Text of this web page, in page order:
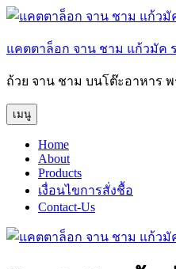
ข้าม
ยัง
บทความ
แคตตาล็อก จาน ชาม แก้วมัค
ถ้วย จาน ชาม บนโต๊ะอาหาร
เมนู
Home
About
Products
เงื่อนไขการสั่งชื้อ
Contact-Us